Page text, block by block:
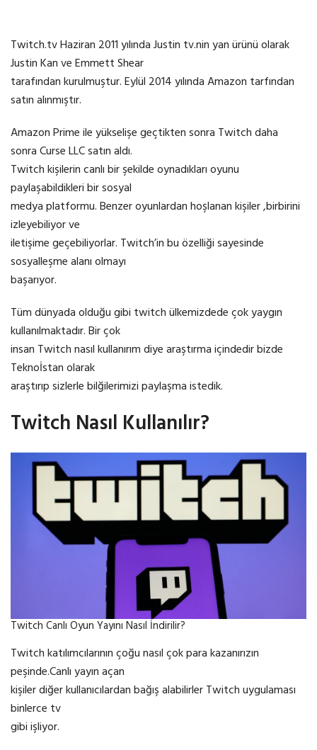
Twitch.tv Haziran 2011 yılında Justin tv.nin yan ürünü olarak
Justin Kan ve Emmett Shear
tarafından kurulmuştur. Eylül 2014 yılında Amazon tarfından
satın alınmıştır.
Amazon Prime ile yükselişe geçtikten sonra Twitch daha
sonra Curse LLC satın aldı.
Twitch kişilerin canlı bir şekilde oynadıkları oyunu
paylaşabildikleri bir sosyal
medya platformu. Benzer oyunlardan hoşlanan kişiler ,birbirini
izleyebiliyor ve
iletişime geçebiliyorlar. Twitch’in bu özelliği sayesinde
sosyalleşme alanı olmayı
başarıyor.
Tüm dünyada olduğu gibi twitch ülkemizdede çok yaygın
kullanılmaktadır. Bir çok
insan Twitch nasıl kullanırım diye araştırma içindedir bizde
Teknoİstan olarak
araştırıp sizlerle bilğilerimizi paylaşma istedik.
Twitch Nasıl Kullanılır?
Twitch Canlı Oyun Yayını Nasıl İndirilir?
Twitch katılımcılarının çoğu nasıl çok para kazanırızın
peşinde.Canlı yayın açan
kişiler diğer kullanıcılardan bağış alabilirler Twitch uygulaması
binlerce tv
gibi işliyor.